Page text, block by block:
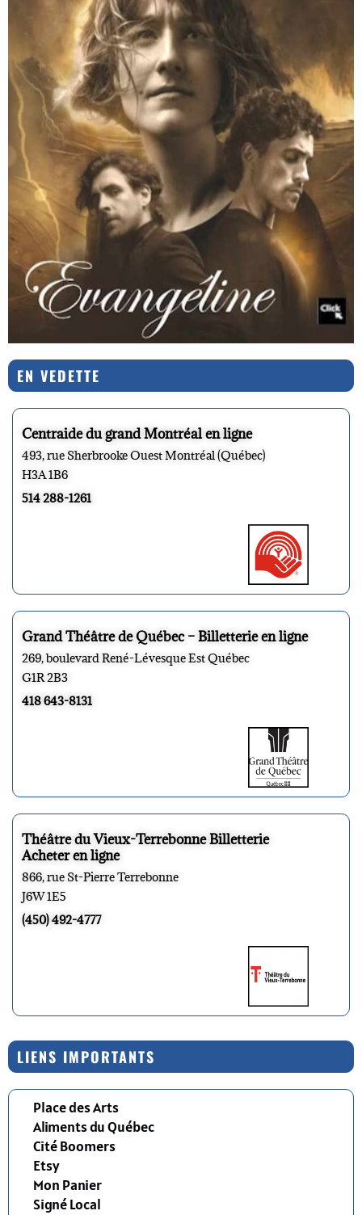
EN VEDETTE
Centraide du grand Montréal en ligne
493, rue Sherbrooke Ouest Montréal (Québec)
H3A 1B6
514 288-1261
Grand Théâtre de Québec – Billetterie en ligne
269, boulevard René-Lévesque Est Québec
G1R 2B3
418 643-8131
Théâtre du Vieux-Terrebonne Billetterie
Acheter en ligne
866, rue St-Pierre Terrebonne
J6W 1E5
(450) 492-4777
LIENS IMPORTANTS
Place des Arts
Aliments du Québec
Cité Boomers
Etsy
Mon Panier
Signé Local